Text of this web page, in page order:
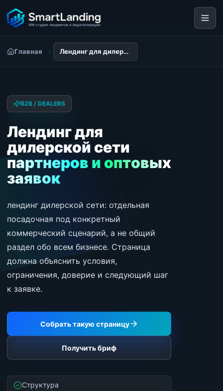
Главная Лендинг для дилерской сети, партнеров и оптовых заявок
B2B / DEALERS
Лендинг для
дилерской сети
партнеров и оптовых
заявок
лендинг дилерской сети: отдельная
посадочная под конкретный
коммерческий сценарий, а не общий
раздел обо всем бизнесе. Страница
должна объяснить условия,
ограничения, доверие и следующий шаг
к заявке.
Собрать такую страницу
Получить бриф
Структура